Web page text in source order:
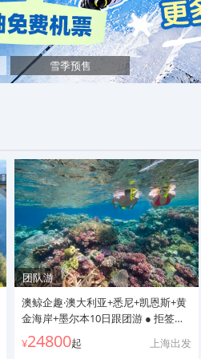
雪季预售
团队游
澳鲸企趣·澳大利亚+悉尼+凯恩斯+黄
金海岸+墨尔本10日跟团游 ● 拒签全
退丨墨尔本小企鹅归巢+悉尼出海观
鲸/游船晚餐+凯恩斯大堡礁+天堂农
¥24800起 上海出发